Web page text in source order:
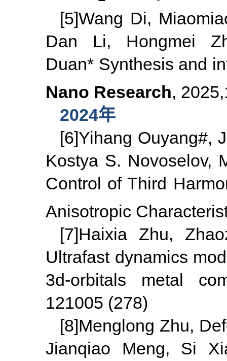
[5]Wang Di,
Dan Li, Hongmei
Duan* Synthesis and
Nano Research,
2024年
[6]Yihang Ouyang#,
Kostya S. Novoselov,
Control of Third
Anisotropic
[7]Haixia Zhu,
Ultrafast dynamics
3d-orbitals metal
121005 (278)
[8]Menglong Zhu,
Jianqiao Meng, Si